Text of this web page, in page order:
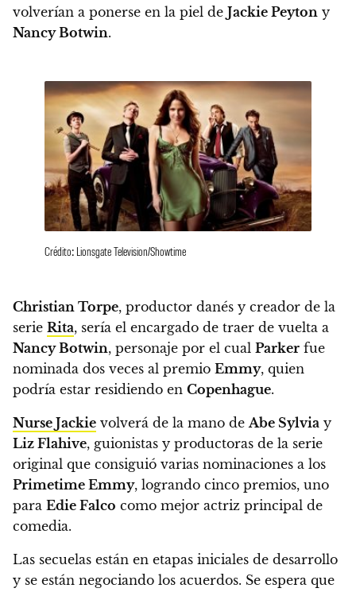
volverían a ponerse en la piel de Jackie Peyton y
Nancy Botwin.
Crédito: Lionsgate Television/Showtime
Christian Torpe, productor danés y creador de la
serie Rita, sería el encargado de traer de vuelta a
Nancy Botwin, personaje por el cual Parker fue
nominada dos veces al premio Emmy, quien
podría estar residiendo en Copenhague.
Nurse Jackie volverá de la mano deAbe Sylvia y
Liz Flahive, guionistas y productoras de la serie
original que consiguió varias nominaciones a los
Primetime Emmy, logrando cinco premios, uno
para Edie Falco como mejor actriz principal de
comedia.
Las secuelas están en etapas iniciales de desarrollo
y se están negociando los acuerdos. Se espera que